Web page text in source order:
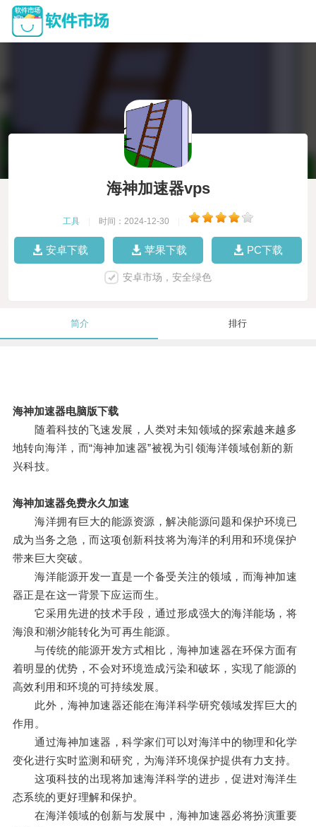
海神加速器vps
工具 时间：2024-12-30
安卓下载 苹果下载 PC下载
安卓市场，安全绿色
简介 排行
海神加速器电脑版下载
随着科技的飞速发展，人类对未知领域的探索越来越多
地转向海洋，而“海神加速器”被视为引领海洋领域创新的新
兴科技。
海神加速器免费永久加速
海洋拥有巨大的能源资源，解决能源问题和保护环境已
成为当务之急，而这项创新科技将为海洋的利用和环境保护
带来巨大突破。
海洋能源开发一直是一个备受关注的领域，而海神加速
器正是在这一背景下应运而生。
它采用先进的技术手段，通过形成强大的海洋能场，将
海浪和潮汐能转化为可再生能源。
与传统的能源开发方式相比，海神加速器在环保方面有
着明显的优势，不会对环境造成污染和破坏，实现了能源的
高效利用和环境的可持续发展。
此外，海神加速器还能在海洋科学研究领域发挥巨大的
作用。
通过海神加速器，科学家们可以对海洋中的物理和化学
变化进行实时监测和研究，为海洋环境保护提供有力支持。
这项科技的出现将加速海洋科学的进步，促进对海洋生
态系统的更好理解和保护。
在海洋领域的创新与发展中，海神加速器必将扮演重要